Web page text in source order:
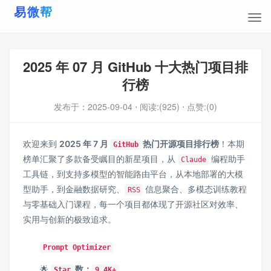
2025 年 07 月 GitHub 十大热门项目排
行榜
发布于： 2025-09-04 ⋅ 阅读:(925) ⋅ 点赞:(0)
欢迎来到 2025 年 7 月 GitHub 热门开源项目排行榜 ！本期
榜单汇聚了多款备受瞩目的新星项目，从
Claude 编程助手
工具链，到支持多模型的智能路由平台，从本地部署的大模
型助手，到金融数据研究、
RSS 信息聚合、多模态训练教程
与零基础入门课程，每一个项目都体现了开源社区对效率、
实用与创新的极致追求。
Prompt Optimizer
🌟 数：